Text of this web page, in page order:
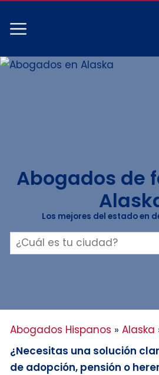
Abogados de
Los mejores del estado en
Abogados Hispanos » Alaska
¿Necesitas una solución
de adopción, pensión o